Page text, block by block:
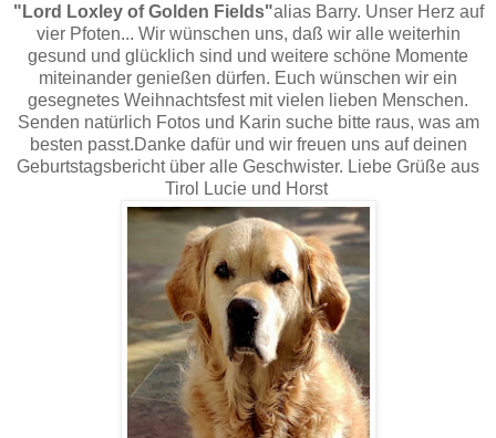
"Lord Loxley of Golden Fields"alias Barry. Unser Herz auf
vier Pfoten... Wir wünschen uns, daß wir alle weiterhin
gesund und glücklich sind und weitere schöne Momente
miteinander genießen dürfen. Euch wünschen wir ein
gesegnetes Weihnachtsfest mit vielen lieben Menschen.
Senden natürlich Fotos und Karin suche bitte raus, was am
besten passt.Danke dafür und wir freuen uns auf deinen
Geburtstagsbericht über alle Geschwister. Liebe Grüße aus
Tirol Lucie und Horst